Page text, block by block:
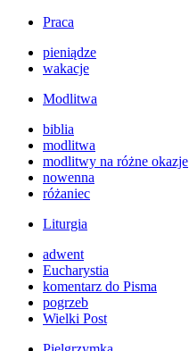
Praca
pieniądze
wakacje
Modlitwa
biblia
modlitwa
modlitwy na różne okazje
nowenna
różaniec
Liturgia
adwent
Eucharystia
komentarz do Pisma
pogrzeb
Wielki Post